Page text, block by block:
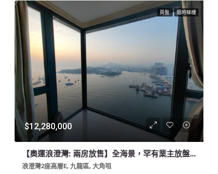
買盤 隨時睇樓
$12,280,000
【奧運浪澄灣: 兩房放售】全海景，罕有業主放盤，錯過後悔
浪澄灣2座高層E, 九龍區, 大角咀